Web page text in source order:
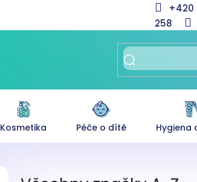
+420
258
Kosmetika Péče o dítě Hygiena